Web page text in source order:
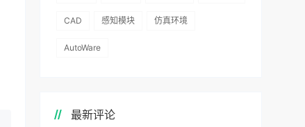
CAD 感知模块 仿真环境
AutoWare
最新评论